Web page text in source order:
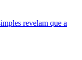
revelam que a